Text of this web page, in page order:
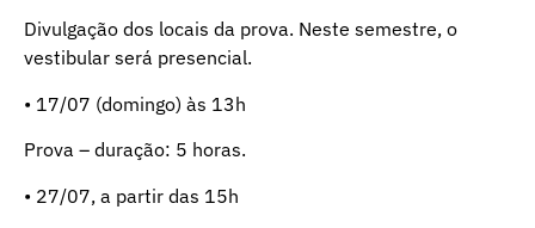
Divulgação dos locais da prova. Neste semestre, o
vestibular será presencial.
• 17/07 (domingo) às 13h
Prova – duração: 5 horas.
• 27/07, a partir das 15h